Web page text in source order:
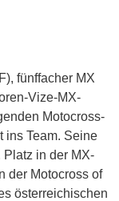
fünffacher MX
Vize-MX-
Motocross-
ins Team. Seine
Platz in der MX-
der Motocross of
österreichischen